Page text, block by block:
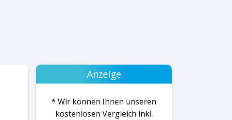
Anzeige
* Wir können Ihnen unseren
kostenlosen Vergleich inkl.